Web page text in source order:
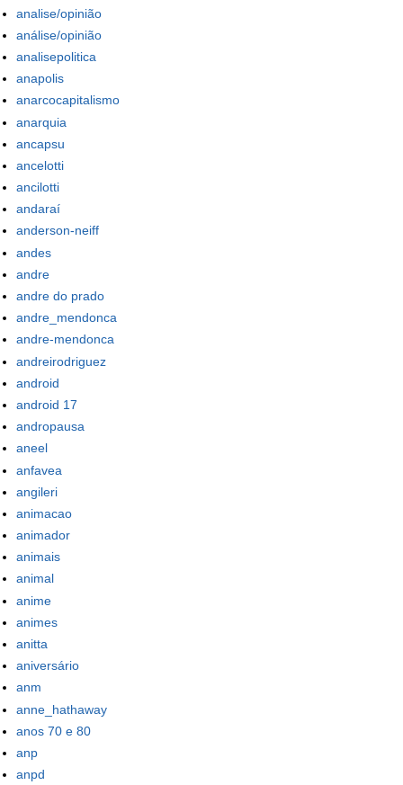
analise/opinião
análise/opinião
analisepolitica
anapolis
anarcocapitalismo
anarquia
ancapsu
ancelotti
ancilotti
andaraí
anderson-neiff
andes
andre
andre do prado
andre_mendonca
andre-mendonca
andreirodriguez
android
android 17
andropausa
aneel
anfavea
angileri
animacao
animador
animais
animal
anime
animes
anitta
aniversário
anm
anne_hathaway
anos 70 e 80
anp
anpd